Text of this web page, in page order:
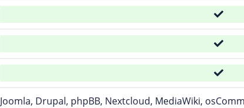
Joomla, Drupal, phpBB, Nextcloud, MediaWiki,